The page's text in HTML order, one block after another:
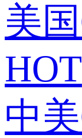
美
HOT
中